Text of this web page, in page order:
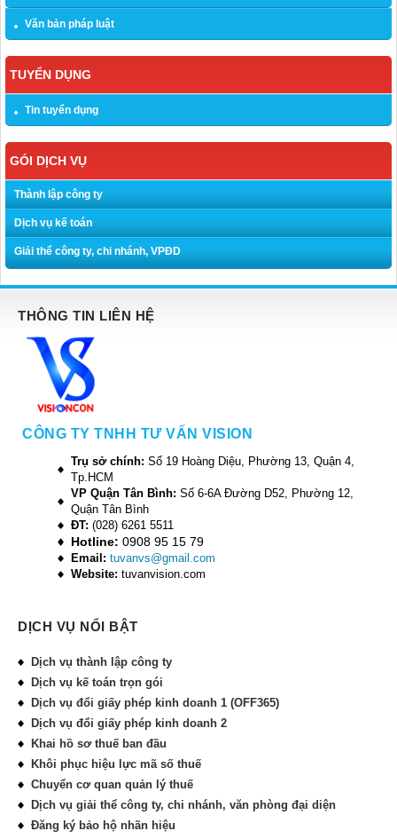
Văn bản pháp luật
TUYỂN DỤNG
Tin tuyển dụng
GÓI DỊCH VỤ
Thành lập công ty
Dịch vụ kế toán
Giải thể công ty, chi nhánh, VPĐD
THÔNG TIN LIÊN HỆ
CÔNG TY TNHH TƯ VẤN VISION
Trụ sở chính: Số 19 Hoàng Diệu, Phường 13, Quận 4,
Tp.HCM
VP Quận Tân Bình: Số 6-6A Đường D52, Phường 12,
Quận Tân Bình
ĐT: (028) 6261 5511
Hotline: 0908 95 15 79
Email: tuvanvs@gmail.com
Website: tuvanvision.com
DỊCH VỤ NỔI BẬT
Dịch vụ thành lập công ty
Dịch vụ kế toán trọn gói
Dịch vụ đổi giấy phép kinh doanh 1 (OFF365)
Dịch vụ đổi giấy phép kinh doanh 2
Khai hồ sơ thuế ban đầu
Khôi phục hiệu lực mã số thuế
Chuyển cơ quan quản lý thuế
Dịch vụ giải thể công ty, chi nhánh, văn phòng đại diện
Đăng ký bảo hộ nhãn hiệu